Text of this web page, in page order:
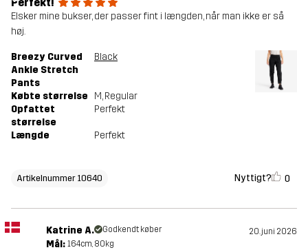
Elsker mine bukser, der passer fint i længden, når man ikke er så
høj.
Breezy Curved
Ankle Stretch
Pants
Black
Købte størrelse M, Regular
Opfattet
størrelse
Perfekt
Længde Perfekt
Artikelnummer 10640 Nyttigt? 0
Katrine A. Godkendt køber 20. juni 2026
Mål: 164cm, 80kg